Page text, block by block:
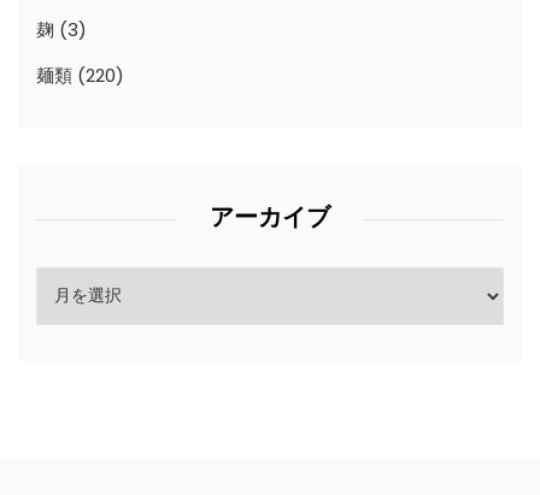
麹 (3)
麺類 (220)
アーカイブ